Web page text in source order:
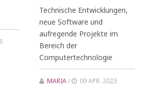
Technische Entwicklungen,
neue Software und
aufregende Projekte im
Bereich der
Computertechnologie
MARIA/ 09 APR. 2023